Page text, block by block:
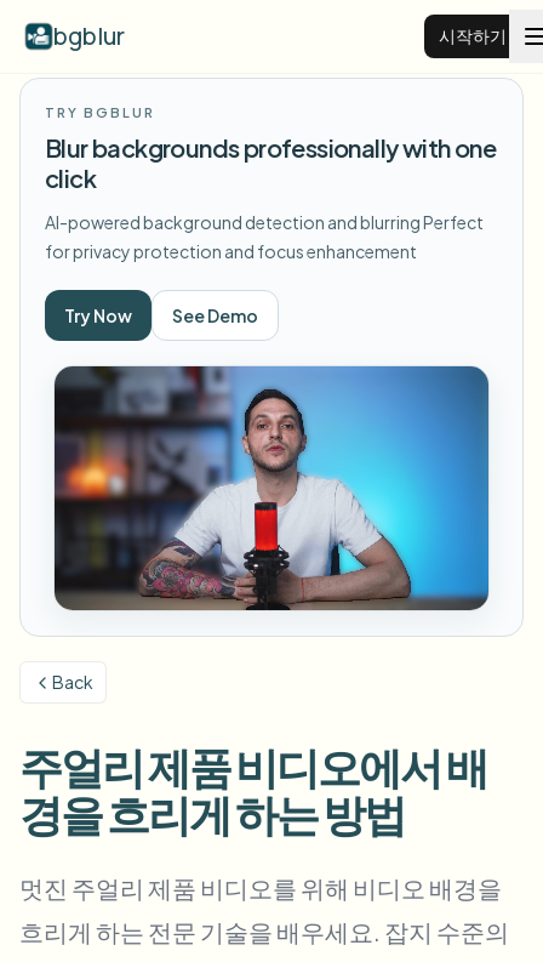
bgblur 시작하기
예시
예시 라이브러리 전체 탐색
얼굴 블러
번호판 블러
배경 블러
무엇이든 블러
GDPR 준수 블러
거리 인터뷰 블러
게임 및 스트림 블러
기능
View all features
Browse every blur tool in one place
번호판 블러
얼굴 블러
AI Video Object Remover
얼굴 익명화
기업
학교 및 교육
캠퍼스 카메라, 강의, 지역 대량 개인정보 보호
미디어 및 엔터테인먼트
시사회, 출시 및 규정 준수
소매 및 전자상거래
의료
클리닉 및 환자 대면 비디오 거버넌스
공공 부문
자주 묻는 질문
블로그
Whitepapers
도구
카테고리
Choose language
TRY BGBLUR
Blur backgrounds professionally with one
click
AI-powered background detection and blurringPerfect
for privacy protection and focus enhancement
Try Now See Demo
Back
주얼리 제품 비디오에서 배
경을 흐리게 하는 방법
멋진 주얼리 제품 비디오를 위해 비디오 배경을
흐리게 하는 전문 기술을 배우세요. 잡지 수준의